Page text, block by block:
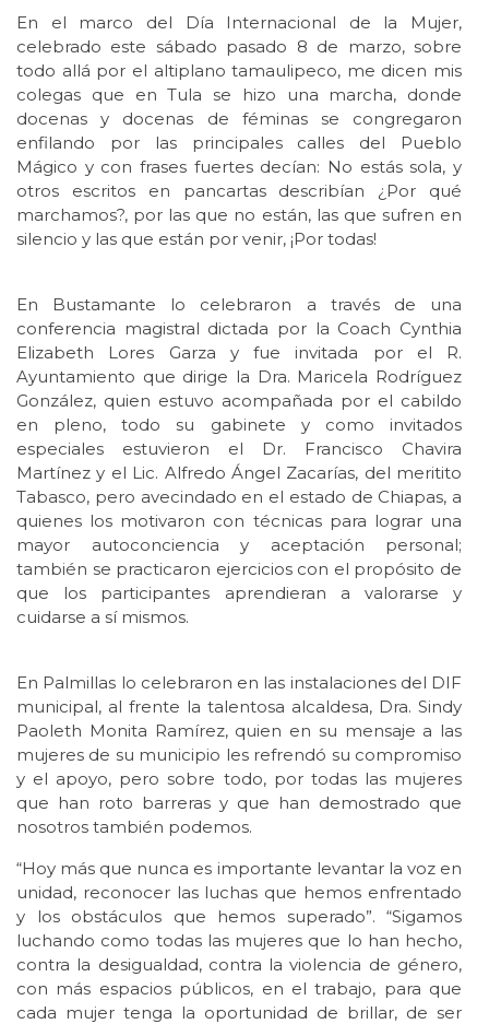
En el marco del Día Internacional de la Mujer,
celebrado este sábado pasado 8 de marzo, sobre
todo allá por el altiplano tamaulipeco, me dicen mis
colegas que en Tula se hizo una marcha, donde
docenas y docenas de féminas se congregaron
enfilando por las principales calles del Pueblo
Mágico y con frases fuertes decían: No estás sola, y
otros escritos en pancartas describían ¿Por qué
marchamos?, por las que no están, las que sufren en
silencio y las que están por venir, ¡Por todas!
En Bustamante lo celebraron a través de una
conferencia magistral dictada por la Coach Cynthia
Elizabeth Lores Garza y fue invitada por el R.
Ayuntamiento que dirige la Dra. Maricela Rodríguez
González, quien estuvo acompañada por el cabildo
en pleno, todo su gabinete y como invitados
especiales estuvieron el Dr. Francisco Chavira
Martínez y el Lic. Alfredo Ángel Zacarías, del meritito
Tabasco, pero avecindado en el estado de Chiapas, a
quienes los motivaron con técnicas para lograr una
mayor autoconciencia y aceptación personal;
también se practicaron ejercicios con el propósito de
que los participantes aprendieran a valorarse y
cuidarse a sí mismos.
En Palmillas lo celebraron en las instalaciones del DIF
municipal, al frente la talentosa alcaldesa, Dra. Sindy
Paoleth Monita Ramírez, quien en su mensaje a las
mujeres de su municipio les refrendó su compromiso
y el apoyo, pero sobre todo, por todas las mujeres
que han roto barreras y que han demostrado que
nosotros también podemos.
“Hoy más que nunca es importante levantar la voz en
unidad, reconocer las luchas que hemos enfrentado
y los obstáculos que hemos superado”. “Sigamos
luchando como todas las mujeres que lo han hecho,
contra la desigualdad, contra la violencia de género,
con más espacios públicos, en el trabajo, para que
cada mujer tenga la oportunidad de brillar, de ser